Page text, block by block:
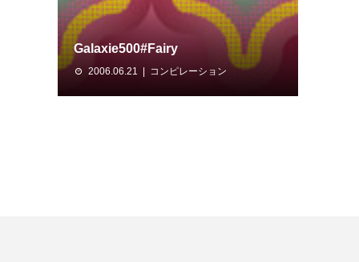
Galaxie500#Fairy
2006.06.21 コンピレーション